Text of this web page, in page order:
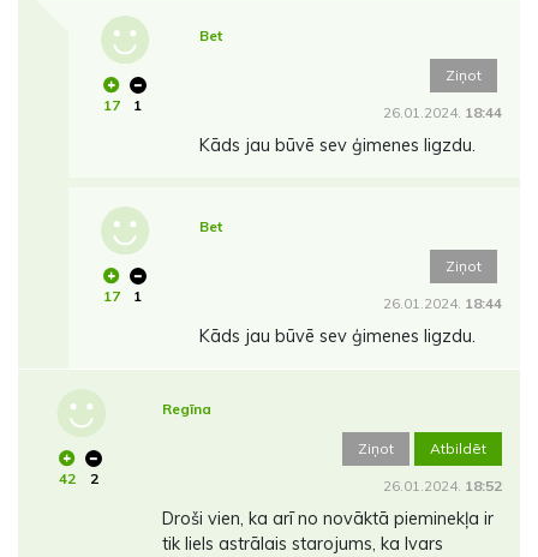
17 1
Bet
Ziņot
26.01.2024. 18:44
Kāds jau būvē sev ģimenes ligzdu.
17 1
Bet
Ziņot
26.01.2024. 18:44
Kāds jau būvē sev ģimenes ligzdu.
42 2
Regīna
Ziņot Atbildēt
26.01.2024. 18:52
Droši vien, ka arī no novāktā pieminekļa ir
tik liels astrālais starojums, ka Ivars